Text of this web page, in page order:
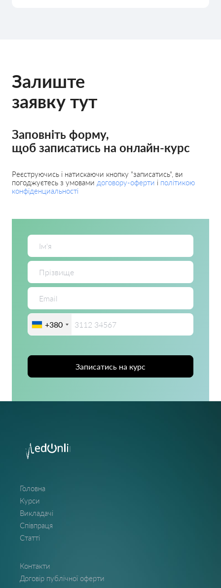
Залиште
заявку тут
Заповніть форму,
щоб записатись на онлайн-курс
Реєструючись і натискаючи кнопку "записатись", ви
погоджуєтесь з умовами договору-оферти і політикою
конфіденциальності
+380
Записатись на курс
Головна
Курси
Викладачі
Співпраця
Статті
Контакти
Договір публічної оферти